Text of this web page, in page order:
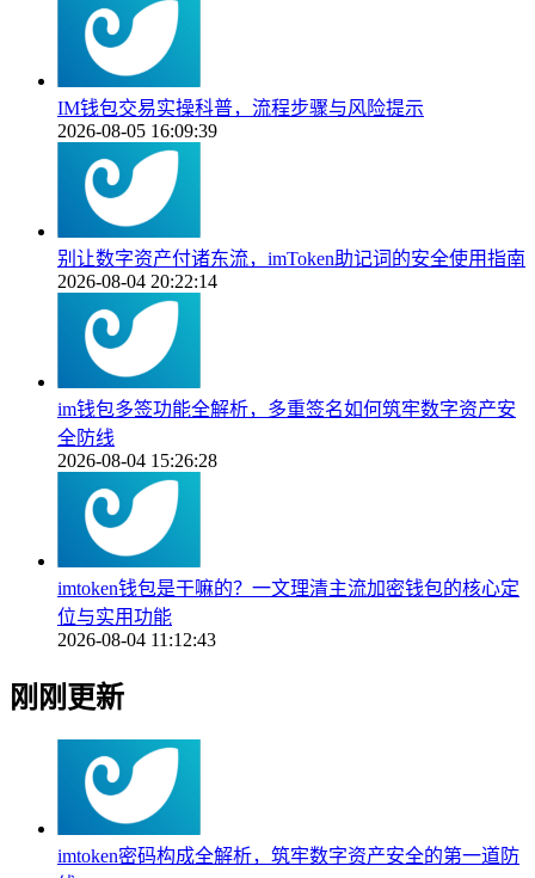
IM钱包交易实操科普，流程步骤与风险提示
2026-08-05 16:09:39
别让数字资产付诸东流，imToken助记词的安全使用指南
2026-08-04 20:22:14
im钱包多签功能全解析，多重签名如何筑牢数字资产安
全防线
2026-08-04 15:26:28
imtoken钱包是干嘛的？一文理清主流加密钱包的核心定
位与实用功能
2026-08-04 11:12:43
刚刚更新
imtoken密码构成全解析，筑牢数字资产安全的第一道防